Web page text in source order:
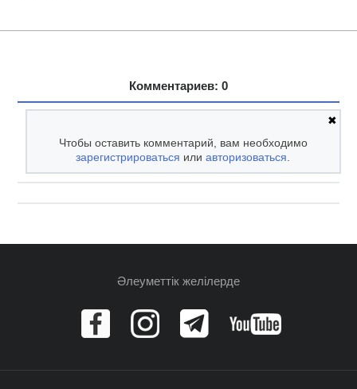
Комментариев: 0
✖
Чтобы оставить комментарий, вам необходимо
зарегистрироваться илиавторизоваться
Әлеуметтік желілерде